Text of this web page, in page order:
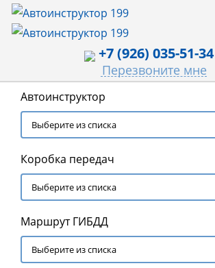
+7 (926) 035-51-34
Перезвоните мне
Автоинструктор
Коробка передач
Маршрут ГИБДД